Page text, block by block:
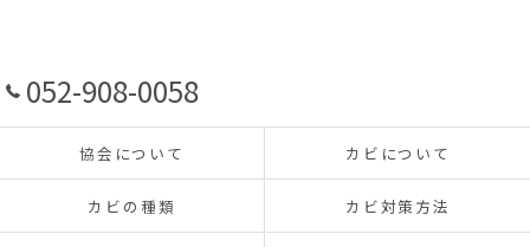
052-908-0058
協会について カビについて
カビの種類 カビ対策方法